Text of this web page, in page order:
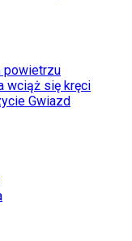
powietrzu
wciąż się kręci
Gwiazd